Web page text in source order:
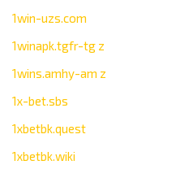
1win-uzs.com
1winapk.tgfr-tg z
1wins.amhy-am z
1x-bet.sbs
1xbetbk.quest
1xbetbk.wiki